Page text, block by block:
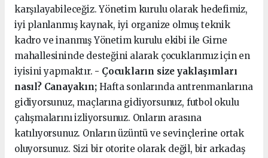
karşılayabileceğiz. Yönetim kurulu olarak hedefimiz,
iyi planlanmış kaynak, iyi organize olmuş teknik
kadro ve inanmış Yönetim kurulu ekibi ile Girne
mahallesininde desteğini alarak çocuklarımız için en
iyisini yapmaktır. - Çocukların size yaklaşımları
nasıl? Canayakın;Hafta sonlarında antrenmanlarına
gidiyorsunuz, maçlarına gidiyorsunuz, futbol okulu
çalışmalarını izliyorsunuz. Onların arasına
katılıyorsunuz. Onların üzüntü ve sevinçlerine ortak
oluyorsunuz. Sizi bir otorite olarak değil, bir arkadaş